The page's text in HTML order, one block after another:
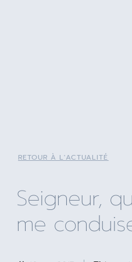
RETOUR À L'ACTUALITÉ
Seigneur,
me